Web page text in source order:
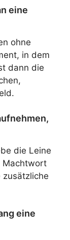
eine
ohne
in dem
dann die
die Leine
Machtwort
zusätzliche
eine